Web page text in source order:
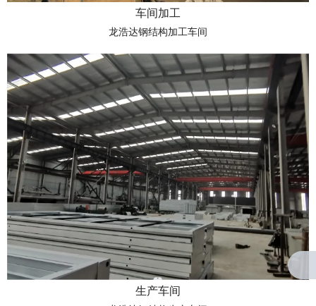
车间加工
龙浩达钢结构加工车间
生产车间